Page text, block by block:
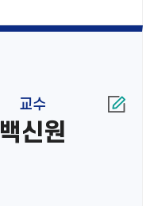
교수
백신원